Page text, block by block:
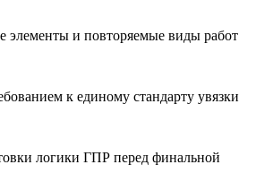
элементы и повторяемые виды работ
к единому стандарту увязки
логики ГПР перед финальной